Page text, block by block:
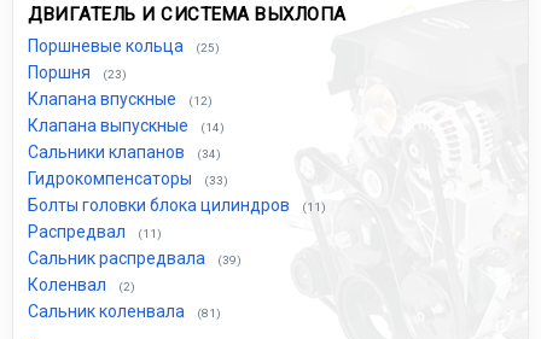
ДВИГАТЕЛЬ И СИСТЕМА ВЫХЛОПА
Поршневые кольца (25)
Поршня (23)
Клапана впускные (12)
Клапана выпускные (14)
Сальники клапанов (34)
Гидрокомпенсаторы (33)
Болты головки блока цилиндров (11)
Распредвал (11)
Сальник распредвала (39)
Коленвал (2)
Сальник коленвала (81)